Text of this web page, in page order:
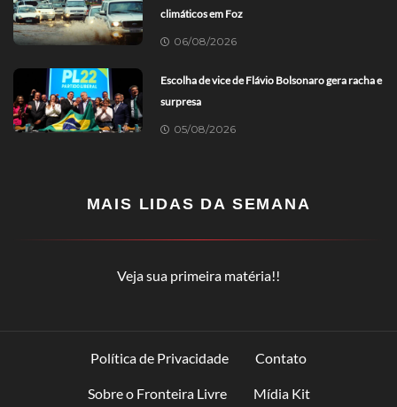
climáticos em Foz
06/08/2026
Escolha de vice de Flávio Bolsonaro gera racha e
surpresa
05/08/2026
MAIS LIDAS DA SEMANA
Veja sua primeira matéria!!
Política de Privacidade Contato
Sobre o Fronteira Livre Mídia Kit